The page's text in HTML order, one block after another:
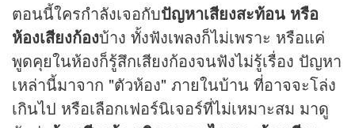
ตอนนี้ใครกำลังเจอกับปัญหาเสียงสะท้อน หรือ
ห้องเสียงก้องบ้าง ทั้งฟังเพลงก็ไม่เพราะ หรือแค่
พูดคุยในห้องก็รู้สึกเสียงก้องจนฟังไม่รู้เรื่อง ปัญหา
เหล่านี้มาจาก "ตัวห้อง" ภายในบ้าน ที่อาจจะโล่ง
เกินไป หรือเลือกเฟอร์นิเจอร์ที่ไม่เหมาะสม มาดู